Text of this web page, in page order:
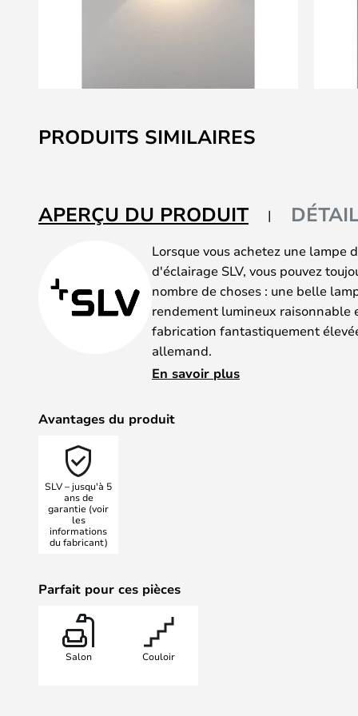
to
the
the
images
PRODUITS SIMILAIRES
APERÇU DU PRODUIT
Lorsque vous achetez une lampe
d'éclairage SLV, vous pouvez
nombre de choses : une belle
rendement lumineux raisonnable
fabrication fantastiquement
allemand.
Avec l'applique murale Logs In
un haut degré d'étanchéité !
En savoir plus
Avantages du produit
SLV – jusqu'à 5
ans de
garantie (voir
les
informations
du fabricant)
Parfait pour ces pièces
Salon Couloir